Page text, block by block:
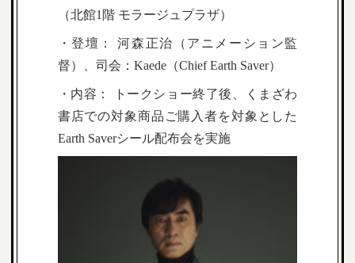
（北館1階 モラージュプラザ）
・登壇： 河森正治（アニメーション監
督）、司会：Kaede（Chief Earth Saver）
・内容： トークショー終了後、くまざわ
書店での対象商品ご購入者を対象とした
Earth Saverシール配布会を実施